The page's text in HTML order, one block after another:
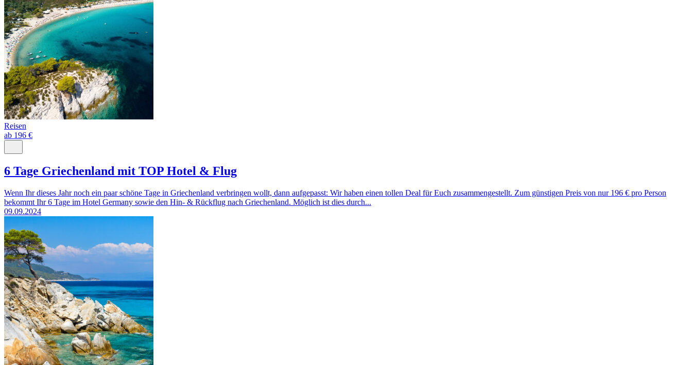
Reisen
ab 196 €
6 Tage Griechenland mit TOP Hotel & Flug
Wenn Ihr dieses Jahr noch ein paar schöne Tage in Griechenland verbringen wollt, dann aufgepasst: Wir haben einen tollen Deal für Euch zusammengestellt. Zum günstigen Preis von nur 196 € pro Person
bekommt Ihr 6 Tage im Hotel Germany sowie den Hin- & Rückflug nach Griechenland. Möglich ist dies durch...
09.09.2024